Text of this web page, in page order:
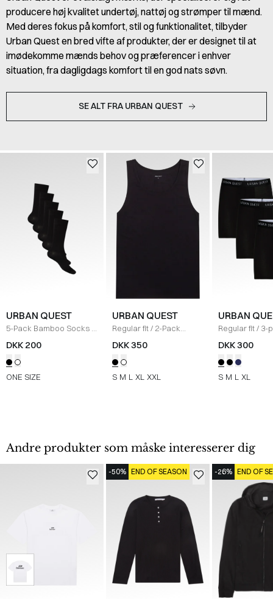
producere høj kvalitet undertøj, nattøj og strømper til mænd.
Med deres fokus på komfort, stil og funktionalitet, tilbyder
Urban Quest en bred vifte af produkter, der er designet til at
imødekomme mænds behov og præferencer i enhver
situation, fra dagligdags komfort til en god nats søvn.
SE ALT FRA URBAN QUEST
URBAN QUEST
5-Pack Bamboo Socks
SORT
DKK 200
ONE SIZE
URBAN QUEST
Regular fit/ 2-Pack
Bamboo Tank Top
DKK 350
S M L XL XXL
URBAN
Regular fit/ 3-
Leg Bamboo
DKK 300
S M L XL
Andre produkter som måske interesserer dig
-50% END OF SEASON -26% END OF